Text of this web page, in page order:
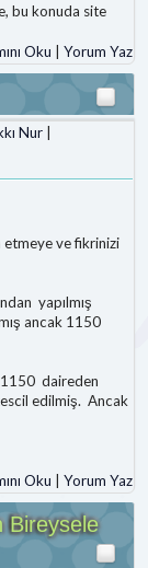
bu konuda site
Oku
Yorum Yaz
Nur
etmeye ve fikrinizi
yapılmış
ancak 1150
daireden
edilmiş. Ancak
Oku
Yorum Yaz
Bireysele